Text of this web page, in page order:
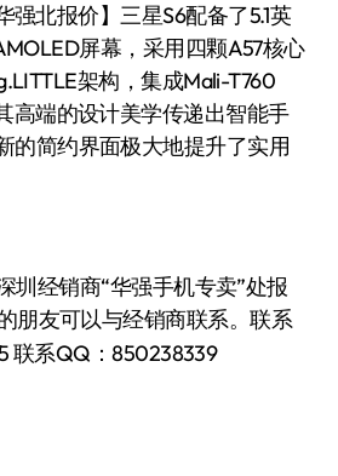
强北报价】三星S6配备了5.1英
屏幕，采用四颗A57核心
架构，集成Mali-T760
高端的设计美学传递出智能手
的简约界面极大地提升了实用
圳经销商“华强手机专卖”处报
朋友可以与经销商联系。联系
联系QQ：850238339